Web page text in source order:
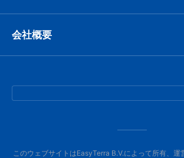
会社概要
このウェブサイトはEasyTerra B.V.によって所有、運